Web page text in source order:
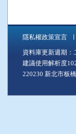
隱私權政策宣言
資料庫更新週期：
建議使用解析度
220230 新北市板